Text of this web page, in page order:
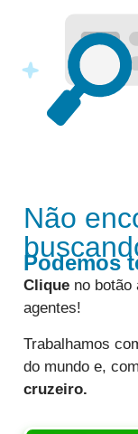
Não
Podemos
Clique no botão
agentes!
Trabalhamos
do mundo e,
cruzeiro.